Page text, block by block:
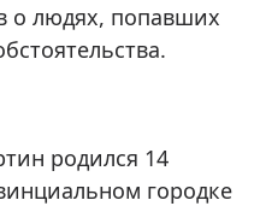
о людях, попавших
родился 14
городке